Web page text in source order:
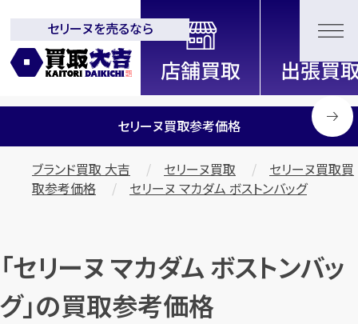
全国2200店舗以上展開中！
信頼と実績の買取専門店「買取大
吉」
セリーヌを売るなら
セリーヌ買取参考価格
ブランド買取 大吉 セリーヌ買取
セリーヌ買取買
取参考価格
セリーヌ マカダム ボストンバッグ
「セリーヌ マカダム ボストンバッ
グ」の買取参考価格